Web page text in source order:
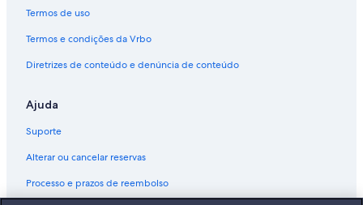
Termos de uso
Termos e condições da Vrbo
Diretrizes de conteúdo e denúncia de conteúdo
Ajuda
Suporte
Alterar ou cancelar reservas
Processo e prazos de reembolso